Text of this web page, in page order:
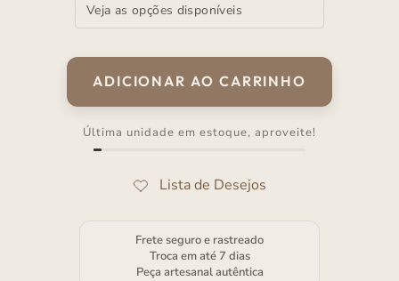
ADICIONAR AO CARRINHO
Última unidade em estoque, aproveite!
Frete seguro e rastreado
Troca em até 7 dias
Peça artesanal autêntica